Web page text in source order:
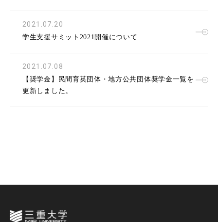
2021.07.20
学生支援サミット2021開催について
2021.07.08
【奨学金】民間育英団体・地方公共団体奨学金一覧を
更新しました。